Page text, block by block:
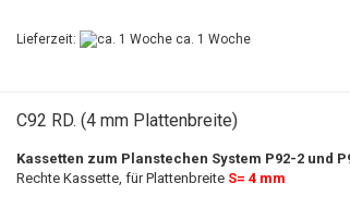
Lieferzeit: ca. 1 Woche
C92 RD. (4 mm Plattenbreite)
Kassetten zum Planstechen System P92-2 und
Rechte Kassette, für PlattenbreiteS= 4 mm